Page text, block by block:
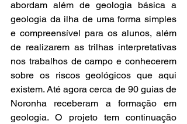
abordam além de geologia básica a
geologia da ilha de uma forma simples
e compreensível para os alunos, além
de realizarem as trilhas interpretativas
nos trabalhos de campo e conhecerem
sobre os riscos geológicos que aqui
existem. Até agora cerca de 90 guias de
Noronha receberam a formação em
geologia. O projeto tem continuação